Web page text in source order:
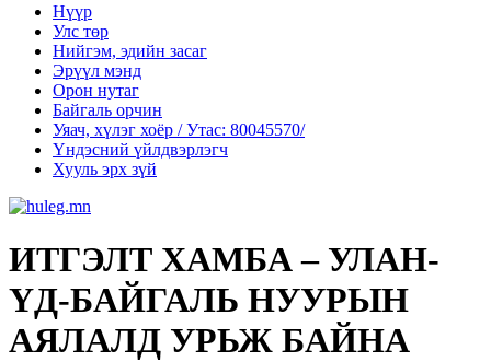
Нүүр
Улс төр
Нийгэм, эдийн засаг
Эрүүл мэнд
Орон нутаг
Байгаль орчин
Уяач, хүлэг хоёр / Утас: 80045570/
Үндэсний үйлдвэрлэгч
Хууль эрх зүй
ИТГЭЛТ ХАМБА – УЛАН-
ҮД-БАЙГАЛЬ НУУРЫН
АЯЛАЛД УРЬЖ БАЙНА